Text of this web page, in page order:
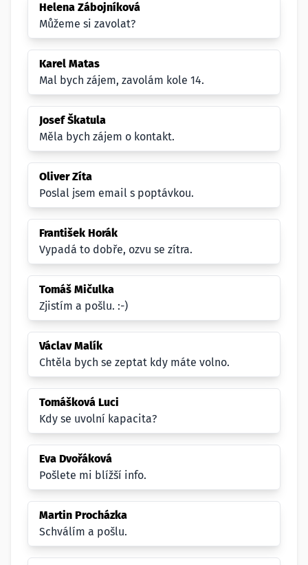
Helena Zábojníková
Můžeme si zavolat?
Karel Matas
Mal bych zájem, zavolám kole 14.
Josef Škatula
Měla bych zájem o kontakt.
Oliver Zíta
Poslal jsem email s poptávkou.
František Horák
Vypadá to dobře, ozvu se zítra.
Tomáš Mičulka
Zjistím a pošlu. :-)
Václav Malík
Chtěla bych se zeptat kdy máte volno.
Tomášková Luci
Kdy se uvolní kapacita?
Eva Dvořáková
Pošlete mi blížší info.
Martin Procházka
Schválím a pošlu.